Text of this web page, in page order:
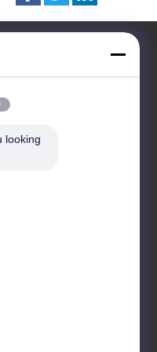
Hardware
looking